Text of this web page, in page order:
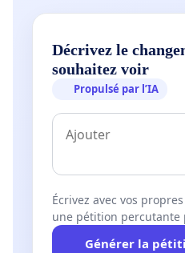
Décrivez le
souhaitez voir
Propulsé par l’IA
Écrivez avec vos
une pétition percutante
Générer la